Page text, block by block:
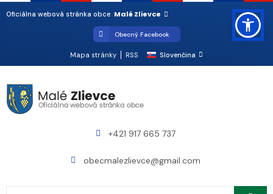
Oficiálna webová stránka obce Malé Zlievce
Obecný Facebook
Mapa stránky RSS Slovenčina
+421 917 665 737
obecmalezlievce@gmail.com